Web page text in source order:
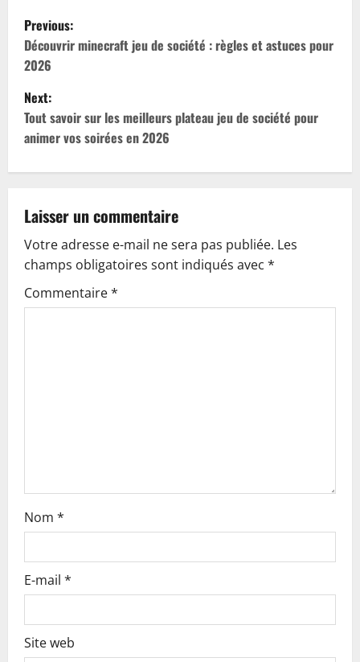
P
o
s
t
n
v
i
g
Previous:
Découvrir minecraft jeu de société : règles et astuces pour
2026
Next:
Tout savoir sur les meilleurs plateau jeu de société pour
animer vos soirées en 2026
Laisser un commentaire
Votre adresse e-mail ne sera pas publiée. Les
champs obligatoires sont indiqués avec *
Commentaire*
Nom *
E-mail *
Site web